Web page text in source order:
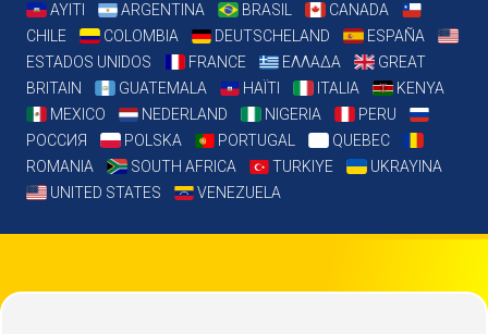
AYITI ARGENTINA BRASIL
CANADA
CHILE
COLOMBIA DEUTSCHELAND
ESPAÑA
ESTADOS UNIDOS
FRANCE ΕΛΛΑΔΑ
GREAT
BRITAIN
GUATEMALA HAÏTI ITALIA
KENYA
MEXICO
NEDERLAND NIGERIA
PERU
РОССИЯ
POLSKA PORTUGAL
QUEBEC
ROMANIA
SOUTH AFRICA TURKIYE
UKRAYINA
UNITED STATES
VENEZUELA